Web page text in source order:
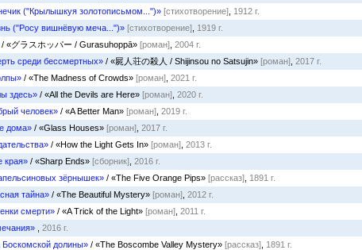
("Крылышкуя золотописьмом...")» [стихотворение] 1912 г.
("Росу вишнёвую меча...")» [стихотворение] 1919 г.
/ «グラスホッパー / Gurasuhoppā» [роман] 2004 г.
среди бессмертных» / «屍人荘の殺人 / Shijinsou no Satsujin» [роман] 2017 г.
/ «The Madness of Crowds» [роман] 2021 г.
здесь» / «All the Devils are Here» [роман] 2020 г.
человек» / «A Better Man» [роман] 2019 г.
дома» / «Glass Houses» [роман] 2017 г.
/ «How the Light Gets In» [роман] 2013 г.
края» / «Sharp Ends» [сборник] 2016 г.
зёрнышек» / «The Five Orange Pips» [рассказ] 1891 г.
тайна» / «The Beautiful Mystery» [роман] 2012 г.
смерти» / «A Trick of the Light» [роман] 2011 г.
2016 г.
Боскомской долины» / «The Boscombe Valley Mystery» [рассказ] 1891 г.